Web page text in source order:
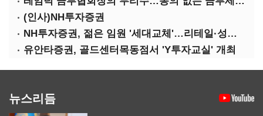
(인사)NH투자증권
NH투자증권, 젊은 임원 '세대교체'…리테일·성장사업 강화
유안타증권, 골드센터목동점서 'Y투자교실' 개최
뉴스리듬